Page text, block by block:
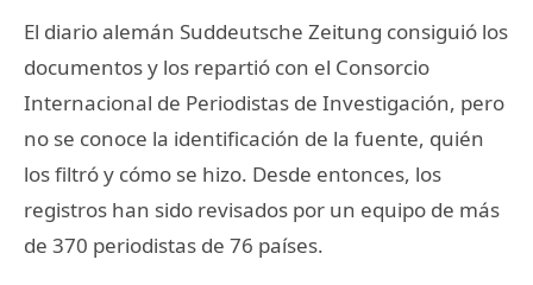
El diario alemán Suddeutsche Zeitung consiguió los
documentos y los repartió con el Consorcio
Internacional de Periodistas de Investigación, pero
no se conoce la identificación de la fuente, quién
los filtró y cómo se hizo. Desde entonces, los
registros han sido revisados por un equipo de más
de 370 periodistas de 76 países.